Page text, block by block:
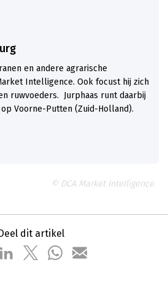
en andere agrarische
Intelligence. Ook focust hij zich
ruwvoeders. Jurphaas runt daarbij
Voorne-Putten (Zuid-Holland).
© DCA Market Intelligence.
dit artikel